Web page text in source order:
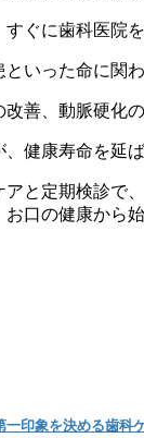
ぐに歯科医院
いった命に関
善、動脈硬化
健康寿命を延
と定期検診で
口の健康から始
印象を決める歯科